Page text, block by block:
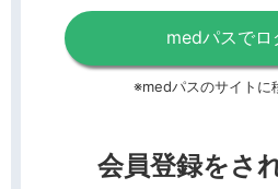
medパスでロ
※medパスのサイトに
会員登録をさ